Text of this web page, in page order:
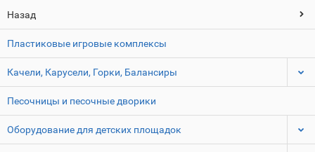
Назад
Пластиковые игровые комплексы
Качели, Карусели, Горки, Балансиры
Песочницы и песочные дворики
Оборудование для детских площадок